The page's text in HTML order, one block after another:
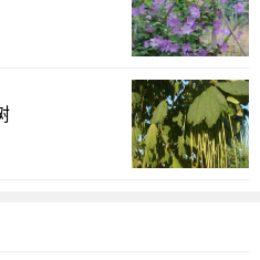
面加入一些泥炭土或者是河
根部蘸取一些生根粉，这样可
要用大一点的盆种植，种植的
当压紧，整理平整。